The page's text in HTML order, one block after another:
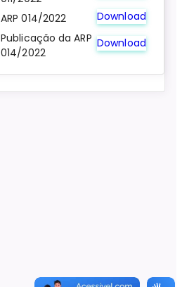
ARP 014/2022
Download
Publicação da ARP
014/2022
Download